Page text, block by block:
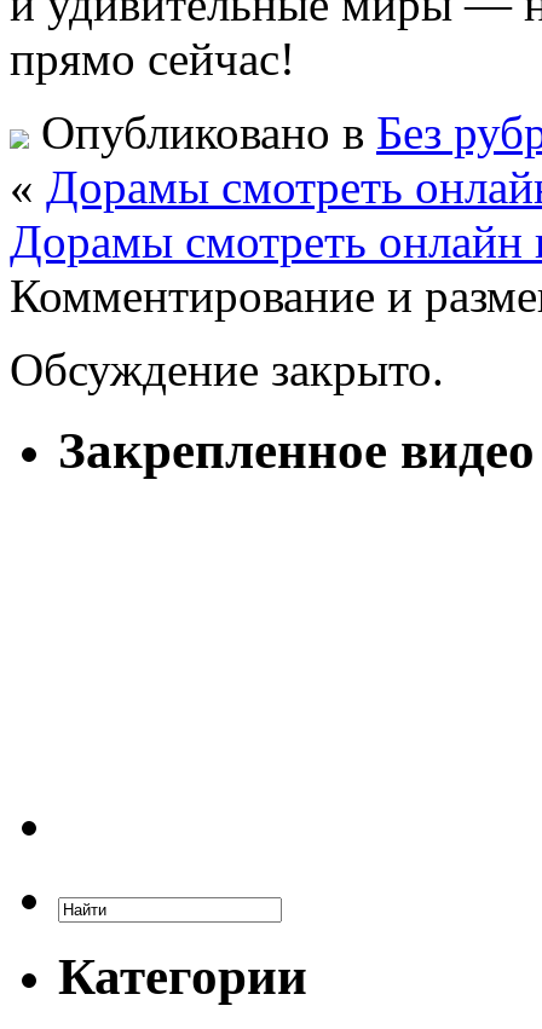
прямо сейчас!
Опубликовано в Без
« Дорамы смотреть
Дорамы смотреть онлайн
Комментирование и
Обсуждение закрыто.
Закрепленное видео
Категории